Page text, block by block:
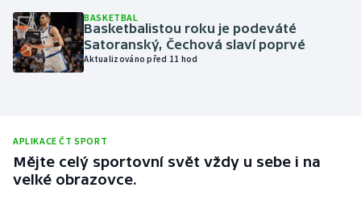
Parasport
Plavání
Ragby
Rychlobruslení
BASKETBAL
Basketbalistou roku je podeváté
Satoranský, Čechová slaví poprvé
Aktualizováno před 11 hod
APLIKACE ČT SPORT
Mějte celý sportovní svět vždy u sebe i na
velké obrazovce.